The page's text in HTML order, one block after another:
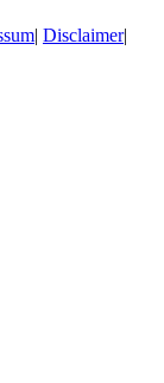
| Disclaimer|